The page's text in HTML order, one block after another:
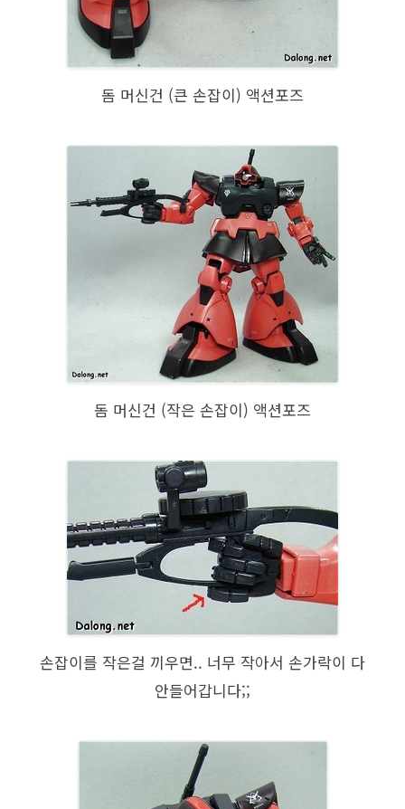
돔 머신건 (큰 손잡이) 액션포즈
돔 머신건 (작은 손잡이) 액션포즈
손잡이를 작은걸 끼우면.. 너무 작아서 손가락이 다
안들어갑니다;;